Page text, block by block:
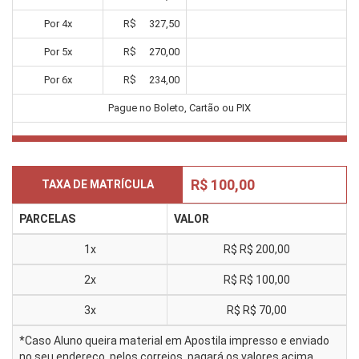
Por4x R$ 327,50
Por 5x R$ 270,00
Por6x R$ 234,00
Pague no Boleto, Cartão ou PIX
TAXA DE MATRÍCULA R$ 100,00
PARCELAS VALOR
1x R$ R$ 200,00
2x R$ R$ 100,00
3x R$ R$ 70,00
*Caso Aluno queira material em Apostila impresso e enviado